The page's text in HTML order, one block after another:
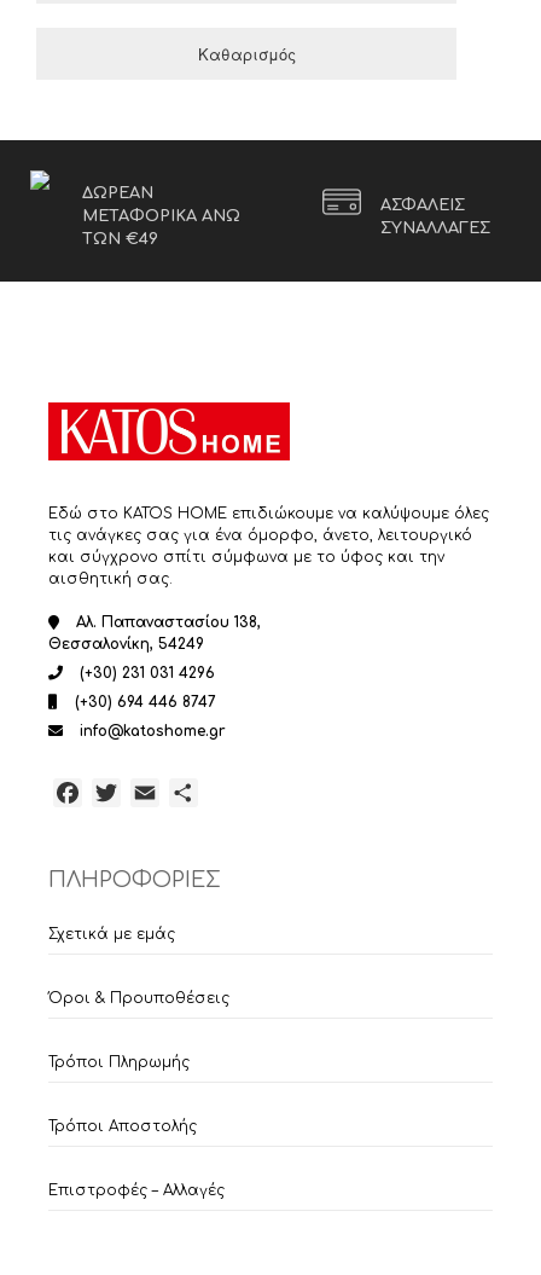
Καθαρισμός
ΔΩΡΕΑΝ
ΜΕΤΑΦΟΡΙΚΑ ΑΝΩ
ΤΩΝ €49
ΑΣΦΑΛΕΙΣ
ΣΥΝΑΛΛΑΓΕΣ
Εδώ στο KATOS HOME επιδιώκουμε να καλύψουμε όλες
τις ανάγκες σας για ένα όμορφο, άνετο, λειτουργικό
και σύγχρονο σπίτι σύμφωνα με το ύφος και την
αισθητική σας.
Αλ. Παπαναστασίου 138,
Θεσσαλονίκη, 54249
(+30) 231 031 4296
(+30) 694 446 8747
info@katoshome.gr
Facebook
TwitterEmail
ΠΛΗΡΟΦΟΡΙΕΣ
Σχετικά με εμάς
Όροι & Προυποθέσεις
Τρόποι Πληρωμής
Τρόποι Αποστολής
Επιστροφές – Αλλαγές